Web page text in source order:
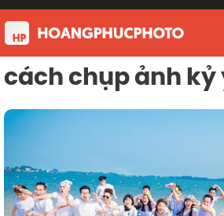
Skip
to
content
cách chụp ảnh kỷ